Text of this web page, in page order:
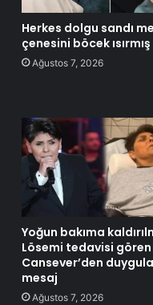
Herkes dolgu sandı
çenesini böcek ısırmış
Ağustos 7, 2026
Yoğun bakıma
Lösemi tedavisi gören
Cansever’den
mesaj
Ağustos 7, 2026